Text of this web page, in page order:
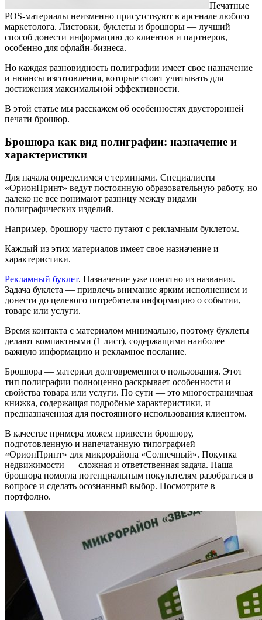
Печатные
POS-материалы неизменно присутствуют в арсенале любого
маркетолога. Листовки, буклеты и брошюры — лучший
способ донести информацию до клиентов и партнеров,
особенно для офлайн-бизнеса.
Но каждая разновидность полиграфии имеет свое назначение
и нюансы изготовления, которые стоит учитывать для
достижения максимальной эффективности.
В этой статье мы расскажем об особенностях двусторонней
печати брошюр.
Брошюра как вид полиграфии: назначение и
характеристики
Для начала определимся с терминами. Специалисты
«ОрионПринт» ведут постоянную образовательную работу, но
далеко не все понимают разницу между видами
полиграфических изделий.
Например, брошюру часто путают с рекламным буклетом.
Каждый из этих материалов имеет свое назначение и
характеристики.
Рекламный буклет. Назначение уже понятно из названия.
Задача буклета — привлечь внимание ярким исполнением и
донести до целевого потребителя информацию о событии,
товаре или услуги.
Время контакта с материалом минимально, поэтому буклеты
делают компактными (1 лист), содержащими наиболее
важную информацию и рекламное послание.
Брошюра — материал долговременного пользования. Этот
тип полиграфии полноценно раскрывает особенности и
свойства товара или услуги. По сути — это многостраничная
книжка, содержащая подробные характеристики, и
предназначенная для постоянного использования клиентом.
В качестве примера можем привести брошюру,
подготовленную и напечатанную типографией
«ОрионПринт» для микрорайона «Солнечный». Покупка
недвижимости — сложная и ответственная задача. Наша
брошюра помогла потенциальным покупателям разобраться в
вопросе и сделать осознанный выбор. Посмотрите в
портфолио.